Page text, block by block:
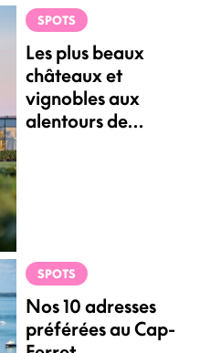
SPOTS
Les plus beaux
châteaux et
vignobles aux
alentours de
SPOTS
Nos 10 adresses
préférées au Cap-